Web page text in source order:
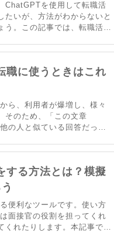
ChatGPTを使用して転職活
たいが、方法がわからないと
う。この記事では、転職活動
を転職活動で使用する際
職に使うときはこれ
ら、利用者が爆増し、様々
そのため、「この文章
の人と似ている回答だっ
の高い求職活動が可能です。
する方法とは？模擬
便利なツールです。使い方
面接官の役割を担ってくれ
くれたりします。本記事では